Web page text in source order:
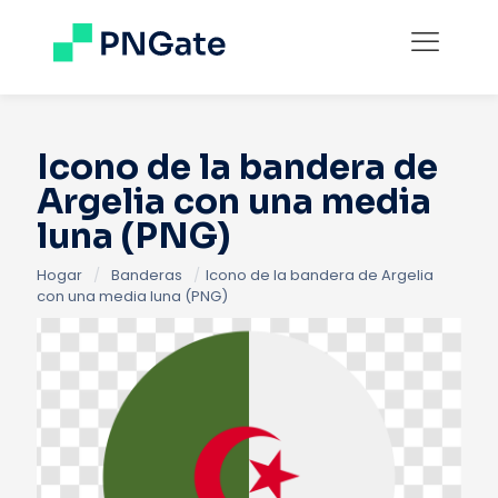
Icono de la bandera de
Argelia con una media
luna (PNG)
Hogar / Banderas / Icono de la bandera de Argelia
con una media luna (PNG)